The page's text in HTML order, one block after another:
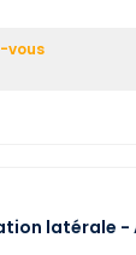
vous
latérale -